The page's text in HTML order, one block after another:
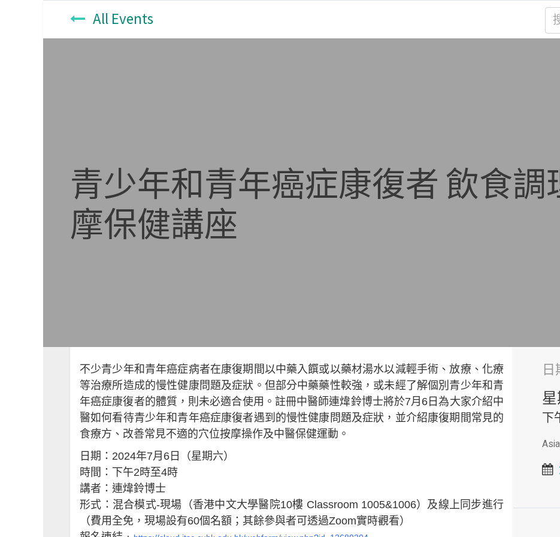
All Events
青少年和青年癌症康復者 飲食調
摩保健講座
不少青少年和青年癌症病者在康復期間以中藥入饌或以藥材湯水以減輕手術、放療、化療
等治療所造成的慢性健康問題及症狀。但部分中藥藥性較強，或未經了解個別青少年和青
年癌症康復者的體質，則未必適合使用。註冊中醫師連煒鈴博士將於7月6日為大家介紹中
醫如何看待青少年和青年癌症康復者遇到的慢性健康問題及症狀，並介紹康復期間常見的
食療方、改善常見不適的穴位按摩操作及中醫保健運動。
日期：2024年7月6日（星期六）
時間：下午2時至4時
講者：連煒鈴博士
形式：混合模式-現場（香港中文大學醫院10樓 Classroom 1005&1006）及線上同步進行
（費用全免，現場設有60個名額；其餘參與者可透過Zoom實時觀看）
日
下